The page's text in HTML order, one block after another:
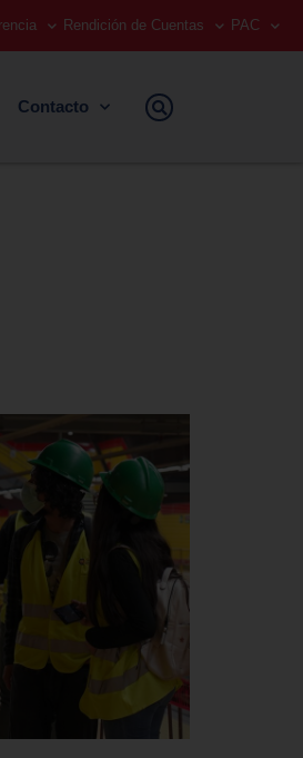
Rendición de Cuentas PAC
Contacto